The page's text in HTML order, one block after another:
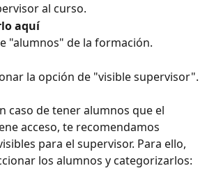
al curso.
aquí
"alumnos" de la formación.
la opción de "visible supervisor".
caso de tener alumnos que el
acceso, te recomendamos
para el supervisor. Para ello,
los alumnos y categorizarlos: